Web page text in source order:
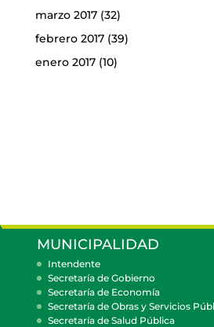
marzo 2017(32)
febrero 2017(39)
enero 2017(10)
MUNICIPALIDAD
Intendente
Secretaría de Gobierno
Secretaría de Economía
Secretaría de Obras y Servicios
Secretaría de Salud Pública